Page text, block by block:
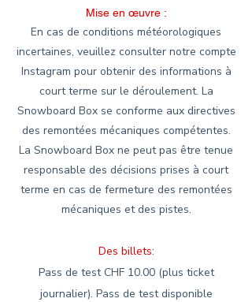
Mise en œuvre :
En cas de conditions météorologiques
incertaines, veuillez consulter notre compte
Instagram pour obtenir des informations à
court terme sur le déroulement. La
Snowboard Box se conforme aux directives
des remontées mécaniques compétentes.
La Snowboard Box ne peut pas être tenue
responsable des décisions prises à court
terme en cas de fermeture des remontées
mécaniques et des pistes.
Des billets:
Pass de test CHF 10.00 (plus ticket
journalier). Pass de test disponible